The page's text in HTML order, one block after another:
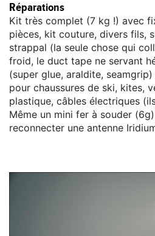
Réparations
Kit très complet (7 kg !) avec
pièces, kit couture, divers fils,
strappal (la seule chose qui
froid, le duct tape ne servant
(super glue, araldite,
pour chaussures de ski, kites,
plastique, câbles électriques
Même un mini fer à souder
reconnecter une antenne